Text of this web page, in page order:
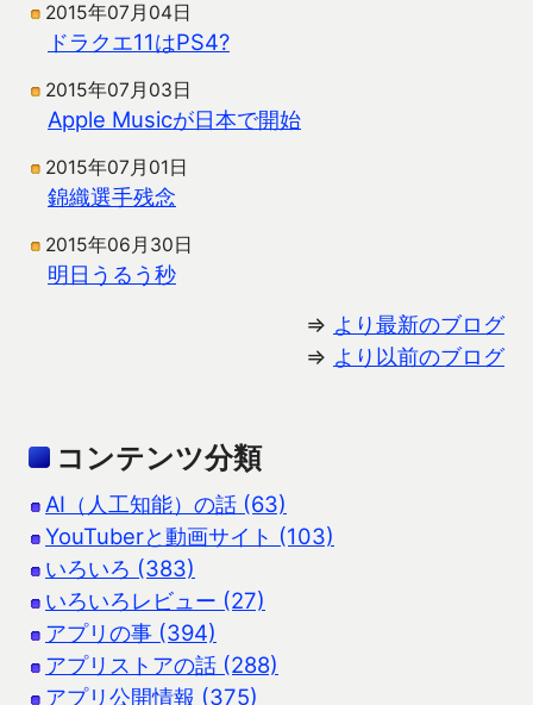
2015年07月04日
ドラクエ11はPS4?
2015年07月03日
Apple Musicが日本で開始
2015年07月01日
錦織選手残念
2015年06月30日
明日うるう秒
⇒ より最新のブログ
⇒ より以前のブログ
コンテンツ分類
AI（人工知能）の話 (63)
YouTuberと動画サイト (103)
いろいろ (383)
いろいろレビュー (27)
アプリの事 (394)
アプリストアの話 (288)
アプリ公開情報 (375)